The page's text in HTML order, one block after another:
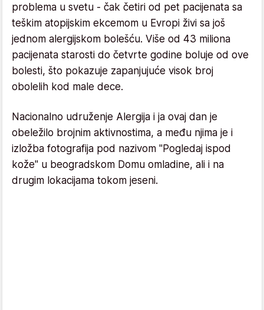
problema u svetu - čak četiri od pet pacijenata sa
teškim atopijskim ekcemom u Evropi živi sa još
jednom alergijskom bolešću. Više od 43 miliona
pacijenata starosti do četvrte godine boluje od ove
bolesti, što pokazuje zapanjujuće visok broj
obolelih kod male dece.
Nacionalno udruženje Alergija i ja ovaj dan je
obeležilo brojnim aktivnostima, a među njima je i
izložba fotografija pod nazivom "Pogledaj ispod
kože" u beogradskom Domu omladine, ali i na
drugim lokacijama tokom jeseni.